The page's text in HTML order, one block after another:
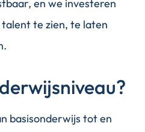
en we investeren
te zien, te laten
basisonderwijs tot en